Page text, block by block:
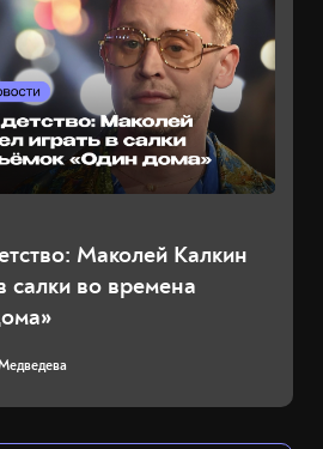
Маколей Калкин
салки во времена